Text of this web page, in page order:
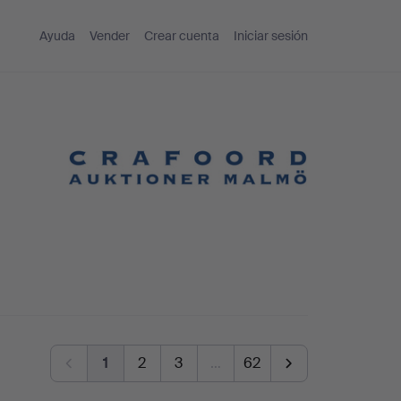
Ayuda Vender Crear cuenta Iniciar sesión
1 2 3 … 62